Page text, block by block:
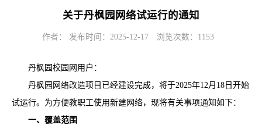
关于丹枫园网络试运行的通知
作者： 发布时间：2025-12-17 浏览次数： 1153
丹枫园校园网用户：
丹枫园网络改造项目已经建设完成，将于2025年12月18日开始
试运行。为方便教职工使用新建网络，现将有关事项通知如下：
一、覆盖范围